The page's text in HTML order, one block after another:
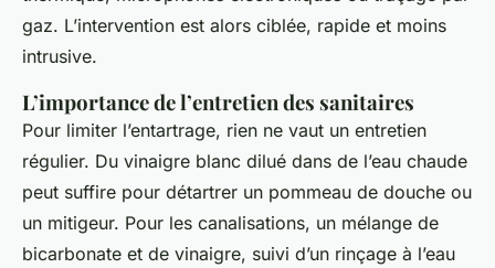
gaz. L’intervention est alors ciblée, rapide et moins
intrusive.
L’importance de l’entretien des sanitaires
Pour limiter l’entartrage, rien ne vaut un entretien
régulier. Du vinaigre blanc dilué dans de l’eau chaude
peut suffire pour détartrer un pommeau de douche ou
un mitigeur. Pour les canalisations, un mélange de
bicarbonate et de vinaigre, suivi d’un rinçage à l’eau